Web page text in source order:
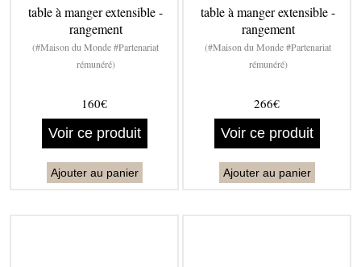
table à manger extensible -
rangement
(#Maison du Monde #Partenariat
rémunéré)
160€
Voir ce produit
Ajouter au panier
table à manger extensible -
rangement
(#Maison du Monde #Partenariat
rémunéré)
266€
Voir ce produit
Ajouter au panier